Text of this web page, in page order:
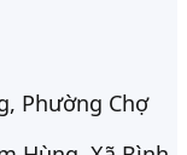
Phường Chợ